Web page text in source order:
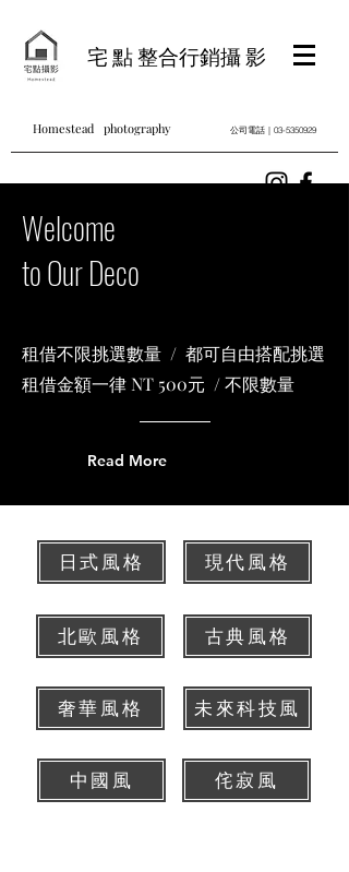
宅 點 整合行銷攝 影
Homestead photography 公司電話｜03-5350929
Welcome
to Our Deco
租借不限挑選數量 / 都可自由搭配挑選
租借金額一律 NT 500元 / 不限數量
Read More
日式風格 現代風格
北歐風格 古典風格
奢華風格 未來科技風
中國風 侘寂風